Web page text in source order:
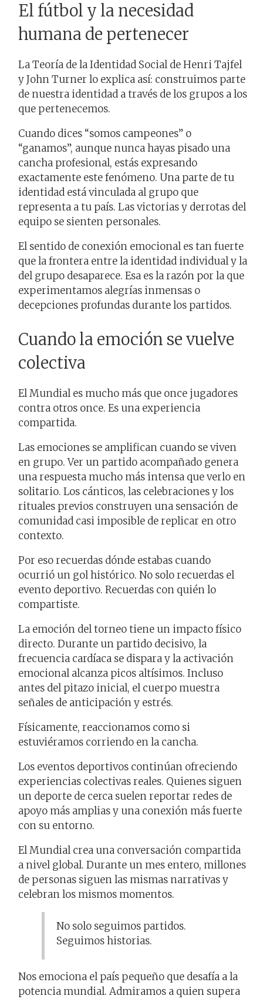
El fútbol y la necesidad
humana de pertenecer
La Teoría de la Identidad Social de Henri Tajfel
y John Turner lo explica así: construimos parte
de nuestra identidad a través de los grupos a los
que pertenecemos.
Cuando dices “somos campeones” o
“ganamos”, aunque nunca hayas pisado una
cancha profesional, estás expresando
exactamente este fenómeno. Una parte de tu
identidad está vinculada al grupo que
representa a tu país. Las victorias y derrotas del
equipo se sienten personales.
El sentido de conexión emocional es tan fuerte
que la frontera entre la identidad individual y la
del grupo desaparece. Esa es la razón por la que
experimentamos alegrías inmensas o
decepciones profundas durante los partidos.
Cuando la emoción se vuelve
colectiva
El Mundial es mucho más que once jugadores
contra otros once. Es una experiencia
compartida.
Las emociones se amplifican cuando se viven
en grupo. Ver un partido acompañado genera
una respuesta mucho más intensa que verlo en
solitario. Los cánticos, las celebraciones y los
rituales previos construyen una sensación de
comunidad casi imposible de replicar en otro
contexto.
Por eso recuerdas dónde estabas cuando
ocurrió un gol histórico. No solo recuerdas el
evento deportivo. Recuerdas con quién lo
compartiste.
La emoción del torneo tiene un impacto físico
directo. Durante un partido decisivo, la
frecuencia cardíaca se dispara y la activación
emocional alcanza picos altísimos. Incluso
antes del pitazo inicial, el cuerpo muestra
señales de anticipación y estrés.
Físicamente, reaccionamos como si
estuviéramos corriendo en la cancha.
Los eventos deportivos continúan ofreciendo
experiencias colectivas reales. Quienes siguen
un deporte de cerca suelen reportar redes de
apoyo más amplias y una conexión más fuerte
con su entorno.
El Mundial crea una conversación compartida
a nivel global. Durante un mes entero, millones
de personas siguen las mismas narrativas y
celebran los mismos momentos.
No solo seguimos partidos.
Seguimos historias.
Nos emociona el país pequeño que desafía a la
potencia mundial. Admiramos a quien supera